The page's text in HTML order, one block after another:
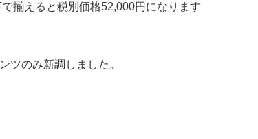
揃えると税別価格52,000円になります
ツのみ新調しました。